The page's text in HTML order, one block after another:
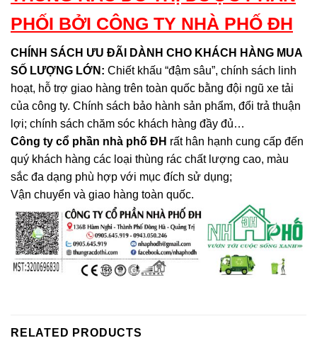
PHỐI BỞI CÔNG TY NHÀ PHỐ ĐH
CHÍNH SÁCH ƯU ĐÃI DÀNH CHO KHÁCH HÀNG MUA
SỐ LƯỢNG LỚN: Chiết khấu “đậm sâu”, chính sách linh
hoạt, hỗ trợ giao hàng trên toàn quốc bằng đội ngũ xe tải
của công ty. Chính sách bảo hành sản phẩm, đổi trả thuận
lợi; chính sách chăm sóc khách hàng đầy đủ…
Công ty cổ phần nhà phố ĐH rất hân hạnh cung cấp đến
quý khách hàng các loại thùng rác chất lượng cao, màu
sắc đa dạng phù hợp với mục đích sử dụng;
Vận chuyển và giao hàng toàn quốc.
RELATED PRODUCTS